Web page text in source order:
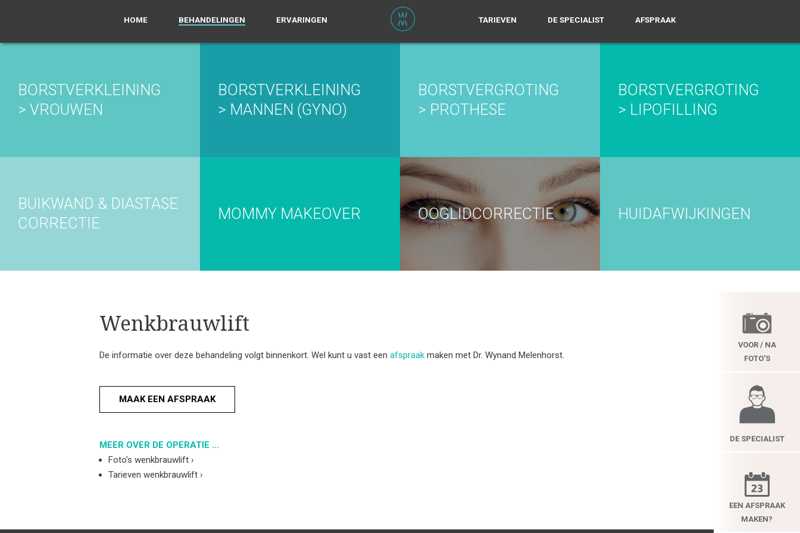
HOME BEHANDELINGEN ERVARINGEN TARIEVEN DE SPECIALIST AFSPRAAK
BORSTVERKLEINING
> VROUWEN
BORSTVERKLEINING
> MANNEN (GYNO)
BORSTVERGROTING
> PROTHESE
BORSTVERGROTING
> LIPOFILLING
BUIKWAND & DIASTASE
CORRECTIE
MOMMY MAKEOVER OOGLIDCORRECTIE HUIDAFWIJKINGEN
VOOR / NA
FOTO'S
DE SPECIALIST
EEN AFSPRAAK
MAKEN?
Wenkbrauwlift
De informatie over deze behandeling volgt binnenkort. Wel kunt u vast een afspraakmaken met Dr. Wynand Melenhorst.
MAAK EEN AFSPRAAK
MEER OVER DE OPERATIE ...
Foto's wenkbrauwlift ›
Tarieven wenkbrauwlift ›